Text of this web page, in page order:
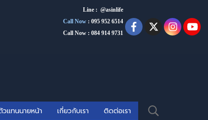
Line : @asinlife
Call Now : 095 952 6514
Call Now : 084 914 9731
แทนนายหน้า เกี่ยวกับเรา ติดต่อเรา